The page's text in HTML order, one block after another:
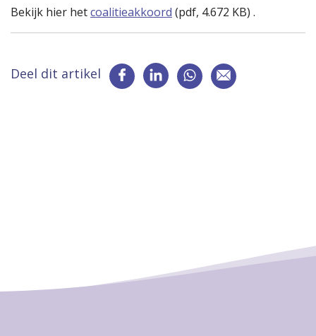
Bekijk hier hetcoalitieakkoord (pdf, 4.672 KB) .
Deel dit artikel